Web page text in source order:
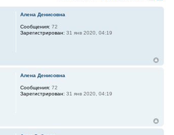
Алена Денисовна
Сообщения: 72
Зарегистрирован: 31 янв 2020, 04:19
Алена Денисовна
Сообщения: 72
Зарегистрирован: 31 янв 2020, 04:19